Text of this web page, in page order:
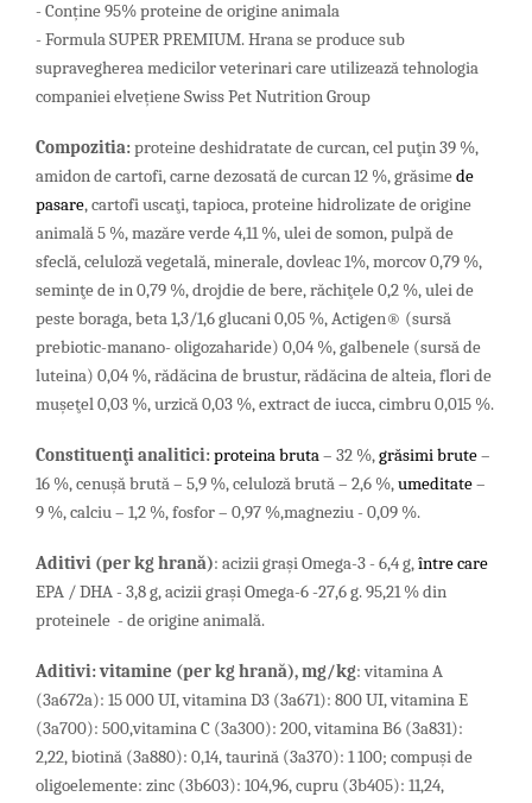
- Conține 95% proteine de origine ​​animala
- Formula SUPER PREMIUM. Hrana se produce sub
supravegherea medicilor veterinari care utilizează tehnologia
companiei elvețiene Swiss Pet Nutrition Group
Compozitia:proteine deshidratate de curcan, cel puţin 39 %,
amidon de cartofi, carne dezosată de curcan 12 %, grăsimede
pasare, cartofi uscaţi, tapioca, proteine hidrolizate de origine
animală 5 %, mazăre verde 4,11 %, ulei de somon, pulpă de
sfeclă, celuloză vegetală, minerale, dovleac 1%, morcov 0,79 %,
seminţe de in 0,79 %, drojdie de bere, răchiţele 0,2 %, ulei de
peste boraga, beta 1,3/1,6 glucani 0,05 %, Actigen® (sursă
prebiotic-manano- oligozaharide) 0,04 %, galbenele (sursă de
luteina) 0,04 %, rădăcina de brustur, rădăcina de alteia, flori de
muşeţel 0,03 %, urzică 0,03 %, extract de iucca, cimbru 0,015 %.
Constituenţi analitici:proteina bruta– 32 %,grăsimi brute–
16 %,cenuşă brută – 5,9 %, celuloză brută – 2,6 %,umeditate–
9 %, calciu – 1,2 %, fosfor – 0,97 %,magneziu - 0,09 %.
Aditivi (perkg hrană): acizii graşi Omega-3 - 6,4 g,între care
EPA / DHA - 3,8 g, acizii grași Omega-6 -27,6 g. 95,21 % din
proteinele - de origine animală.
Aditivi:vitamine (perkg hrană),mg/kg: vitamina A
(3a672a): 15 000 UI,vitamina D3 (3a671): 800 UI, vitamina E
(3a700): 500,vitamina C (3a300): 200, vitamina B6 (3a831):
2,22, biotină (3a880): 0,14, taurină (3a370): 1 100; compuşi de
oligoelemente: zinc (3b603): 104,96, cupru (3b405): 11,24,